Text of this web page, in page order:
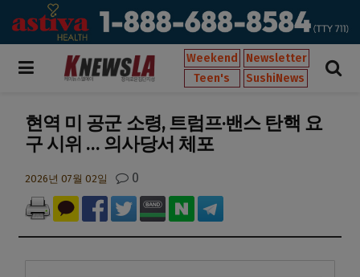
Weekend
Newsletter
Teen's
SushiNews
현역 미 공군 소령, 트럼프·밴스 탄핵 요
구 시위 … 의사당서 체포
2026년 07월 02일 0